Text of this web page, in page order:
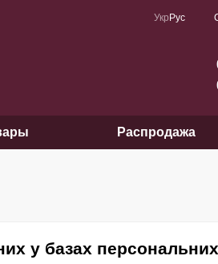
Укр Рус
Распродажа
у базах